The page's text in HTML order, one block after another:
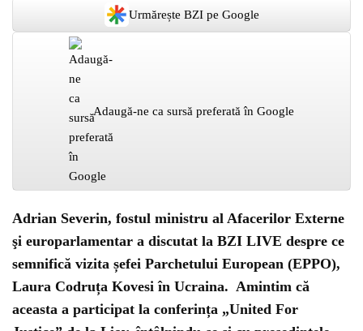
Urmărește BZI pe Google
Adaugă-ne ca sursă preferată în Google
Adrian Severin, fostul ministru al Afacerilor Externe
şi europarlamentar a discutat la BZI LIVE despre ce
semnifică vizita șefei Parchetului European (EPPO),
Laura Codruța Kovesi în Ucraina. Amintim că
aceasta a participat la conferința „United For